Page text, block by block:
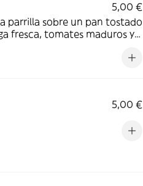
5,00 €
parrilla sobre un pan tostado
fresca, tomates maduros y
5,00 €